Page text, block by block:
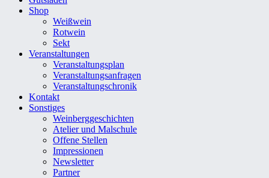
Shop
Weißwein
Rotwein
Sekt
Veranstaltungen
Veranstaltungsplan
Veranstaltungsanfragen
Veranstaltungschronik
Kontakt
Sonstiges
Weinberggeschichten
Atelier und Malschule
Offene Stellen
Impressionen
Newsletter
Partner